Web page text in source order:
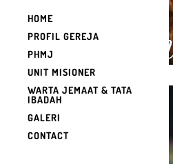
HOME
PROFIL GEREJA
PHMJ
UNIT MISIONER
WARTA JEMAAT & TATA
IBADAH
GALERI
CONTACT